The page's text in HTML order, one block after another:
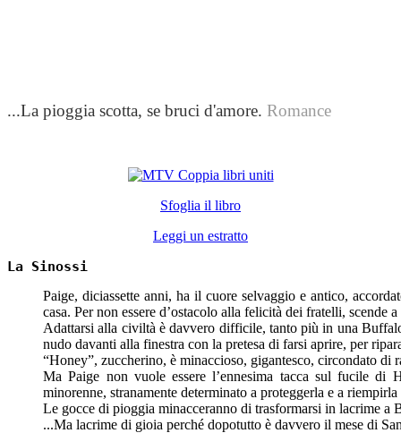
...La pioggia scotta, se bruci d'amore. Romance
Sfoglia il libro
Leggi un estratto
La Sinossi
Paige, diciassette anni, ha il cuore selvaggio e antico,
casa. Per non essere d’ostacolo alla felicità dei fratelli,
Adattarsi alla civiltà è davvero difficile, tanto più in una
nudo davanti alla finestra con la pretesa di farsi aprire, per
“Honey”, zuccherino, è minaccioso, gigantesco, circondato di
Ma Paige non vuole essere l’ennesima tacca sul fucile di
minorenne, stranamente determinato a proteggerla e a
Le gocce di pioggia minacceranno di trasformarsi in lacrime
...Ma lacrime di gioia perché dopotutto è davvero il mese di